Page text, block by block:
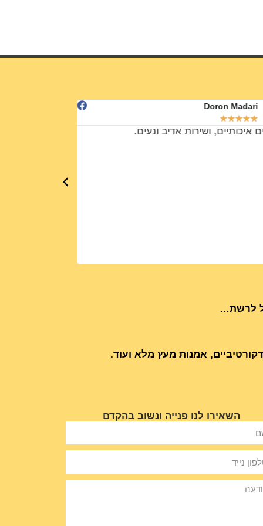
Doron Madari
★
★
★
★
★
איכותיים, ושירות אדיב ונעים.
לרשת…
אמנות מעץ מלא ועוד.
השאירו לנו פנייה ונשוב בהקדם